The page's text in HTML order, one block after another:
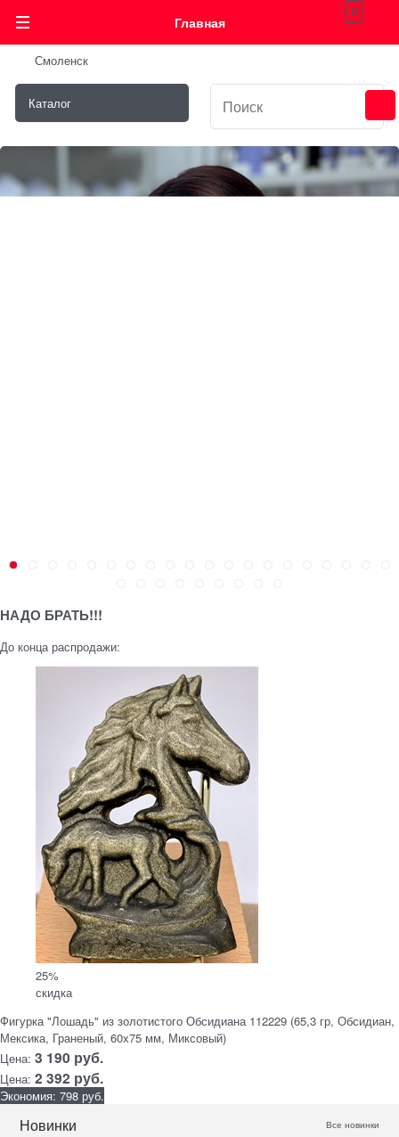
Главная
0
Смоленск
НАДО БРАТЬ!!!
До конца распродажи:
25%
скидка
Фигурка "Лошадь" из золотистого Обсидиана 112229 (65,3 гр, Обсидиан,
Мексика, Граненый, 60х75 мм, Миксовый)
Цена: 3 190 руб.
Цена: 2 392 руб.
Экономия: 798 руб.
Новинки Все новинки